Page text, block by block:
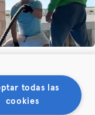
todas las
cookies